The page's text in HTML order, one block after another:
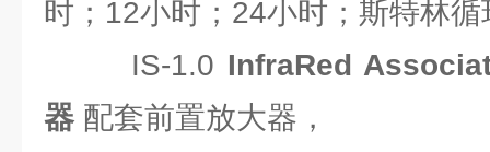
时；12小时；24小时；斯特林
IS-1.0 InfraRed
器 配套前置放大器，